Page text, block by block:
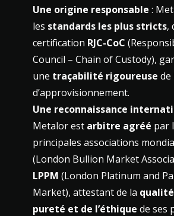
Une origine responsable :
les standards les plus stricts,
certification RJC-CoC
Council – Chain of Custody),
une traçabilité rigoureuse de
d’approvisionnement.
Une reconnaissance
Metalor est arbitre agréé par
principales associations
(London Bullion Market
LPPM (London Platinum and
Market), attestant de la
pureté et de l’éthique de ses